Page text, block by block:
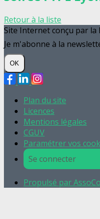
Retour à la liste
Site Internet conçu par la
Je m'abonne à la
OK
Plan du site
Licences
Mentions légales
CGUV
Paramétrer vos
Se connecter
Propulsé par